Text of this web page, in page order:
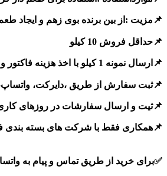
📌مزیت :از بین برنده بوی زهم و ایجاد
📌حداقل فروش 10 کیلو
📌ارسال نمونه 1 کیلو با اخذ هزینه فاکتور و ارسال
📌ثبت سفارش از طریق ،دایرکت، واتساپ،
📌ثیت و ارسال سفارشات در روزهای کاری
📌همکاری فقط با شرکت های بسته بندی
✅برای خرید از طریق تماس و پیام به